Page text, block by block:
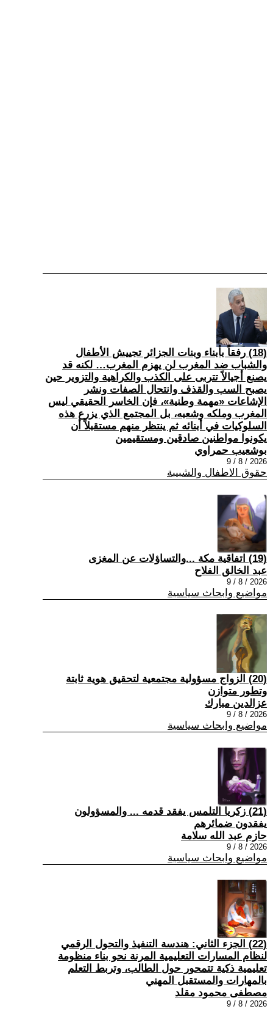
(18) رفقاً بأبناء وبنات الجزائر تجييش الأطفال
والشباب ضد المغرب لن يهزم المغرب… لكنه قد
يصنع أجيالاً تتربى على الكذب والكراهية والتزوير حين
يصبح السب والقذف وانتحال الصفات ونشر
الإشاعات «مهمة وطنية»، فإن الخاسر الحقيقي ليس
المغرب وملكه وشعبه، بل المجتمع الذي يزرع هذه
السلوكيات في أبنائه ثم ينتظر منهم مستقبلاً أن
يكونوا مواطنين صادقين ومستقيمين
بوشعيب حمراوي
2026 / 8 / 9
حقوق الاطفال والشبيبة
(19) اتفاقية مكة ...والتساؤلات عن المغزى
عبد الخالق الفلاح
2026 / 8 / 9
مواضيع وابحاث سياسية
(20) الزواج مسؤولية مجتمعية لتحقيق هوية ثابتة
وتطور متوازن
عزالدين مبارك
2026 / 8 / 9
مواضيع وابحاث سياسية
(21) زكريا التلمس يفقد قدمه ... والمسؤولون
يفقدون ضمائرهم
حازم عبد الله سلامة
2026 / 8 / 9
مواضيع وابحاث سياسية
(22) الجزء الثاني: هندسة التنفيذ والتحول الرقمي
لنظام المسارات التعليمية المرنة نحو بناء منظومة
تعليمية ذكية تتمحور حول الطالب، وتربط التعلم
بالمهارات والمستقبل المهني
مصطفى محمود مقلد
2026 / 8 / 9